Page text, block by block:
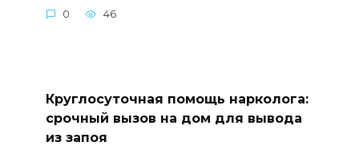
0 46
Круглосуточная помощь нарколога:
срочный вызов на дом для вывода
из запоя